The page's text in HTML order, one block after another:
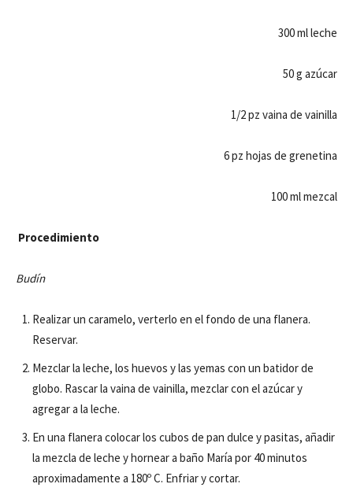
300 ml leche
50 g azúcar
1/2 pz vaina de vainilla
6 pz hojas de grenetina
100 ml mezcal
Procedimiento
Budín
Realizar un caramelo, verterlo en el fondo de una flanera.
Reservar.
Mezclar la leche, los huevos y las yemas con un batidor de
globo. Rascar la vaina de vainilla, mezclar con el azúcar y
agregar a la leche.
En una flanera colocar los cubos de pan dulce y pasitas, añadir
la mezcla de leche y hornear a baño María por 40 minutos
aproximadamente a 180º C. Enfriar y cortar.